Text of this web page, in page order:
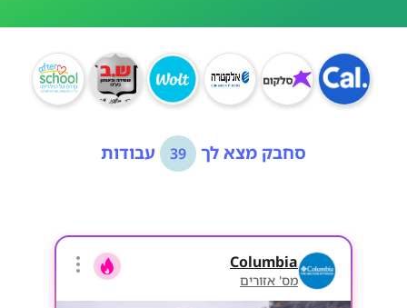
סחבק מצא לך 39 עבודות
Columbia
מס' אזורים